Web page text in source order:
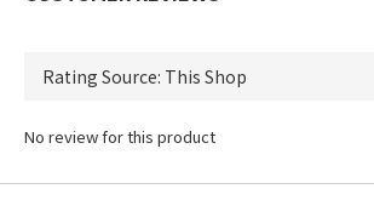
No review for this product